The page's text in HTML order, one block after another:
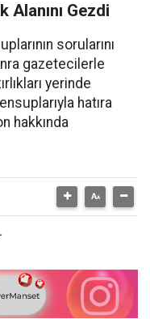
Alanını Gezdi
sorularını
gazetecilerle
yerinde
hatıra
hakkında